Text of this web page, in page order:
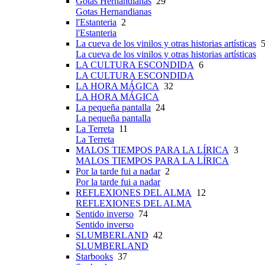
Gotas Hernandianas
l'Estanteria 2
l'Estanteria
La cueva de los vinilos y otras historias artísticas
La cueva de los vinilos y otras historias artísticas
LA CULTURA ESCONDIDA 6
LA CULTURA ESCONDIDA
LA HORA MÁGICA 32
LA HORA MÁGICA
La pequeña pantalla 24
La pequeña pantalla
La Terreta 11
La Terreta
MALOS TIEMPOS PARA LA LÍRICA 3
MALOS TIEMPOS PARA LA LÍRICA
Por la tarde fui a nadar2
Por la tarde fui a nadar
REFLEXIONES DEL ALMA
12
REFLEXIONES DEL ALMA
Sentido inverso 74
Sentido inverso
SLUMBERLAND 42
SLUMBERLAND
Starbooks 37